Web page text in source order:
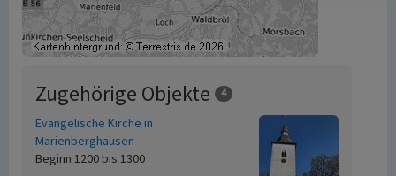
Zugehörige Objekte 4
Evangelische Kirche in
Marienberghausen
Beginn 1200 bis 1300